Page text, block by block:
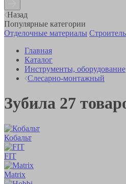
Назад
Популярные категории
Отделочные материалы
Главная
Каталог
Инструменты, оборудование
Слесарно-монтажный
Зубила 27
Кобальт
FIT
Matrix